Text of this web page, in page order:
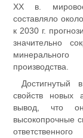
ХХ в. мировое
составляло
к 2030 г.
значительно
производства.
Достигнутый
свойств новых
вывод, что
высокопрочные